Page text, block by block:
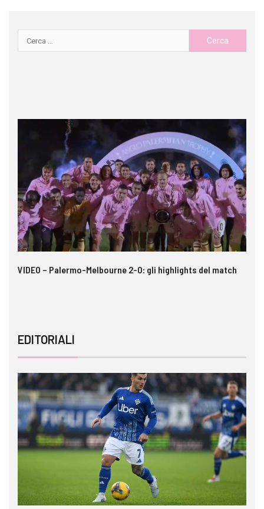
Calciomercato Palermo, accordo raggiunto per Iker
EDITORIALI